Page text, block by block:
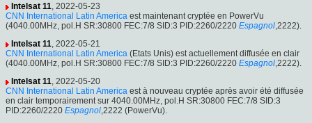
Intelsat 11, 2022-05-23
CNN International Latin America est maintenant cryptée en PowerVu
(4040.00MHz, pol.H SR:30800 FEC:7/8 SID:3 PID:2260/2220 Espagnol,2222).
Intelsat 11, 2022-05-21
CNN International Latin America (Etats Unis) est actuellement diffusée en clair
(4040.00MHz, pol.H SR:30800 FEC:7/8 SID:3 PID:2260/2220 Espagnol,2222).
Intelsat 11, 2022-05-20
CNN International Latin America est à nouveau cryptée après avoir été diffusée
en clair temporairement sur 4040.00MHz, pol.H SR:30800 FEC:7/8 SID:3
PID:2260/2220 Espagnol,2222 (PowerVu).